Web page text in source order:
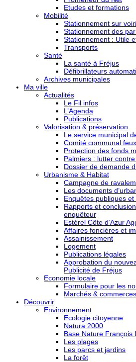
Etudes et formations
Mobilité
Stationnement sur
Stationnement des
Stationnement : Utile
Transports
Santé
La santé à Fréjus
Défibrillateurs
Archives municipales
Ma ville
Actualités
Le Fil infos
L’Agenda
Publications
Valorisation & préservation
Le service municipal
Comité communal
Protection des fonds
Palmiers : lutter
Dossier de demande
Urbanisme & Habitat
Campagne de
Les documents
Enquêtes publiques
Rapports et
enquêteur
Estérel Côte d’Azur
Affaires foncières et
Assainissement
Logement
Publications légales
Approbation du
Publicité de Fréjus
Economie locale
Formulaire pour les
Marchés & commerces
Découvrir
Environnement
Ecologie citoyenne
Natura 2000
Base Nature François
Les plages
Les parcs et jardins
La forêt